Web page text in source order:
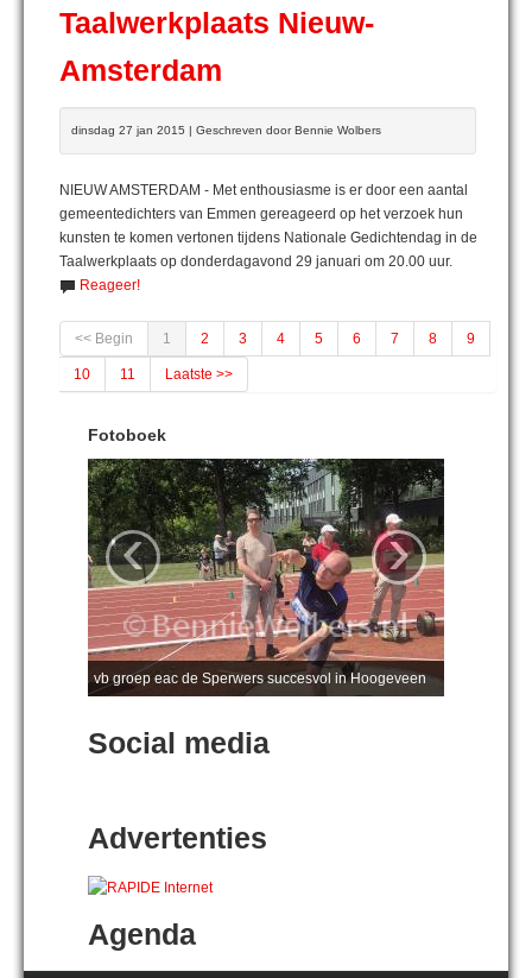
Taalwerkplaats Nieuw-
Amsterdam
dinsdag 27 jan 2015 | Geschreven door Bennie Wolbers
NIEUW AMSTERDAM - Met enthousiasme is er door een aantal
gemeentedichters van Emmen gereageerd op het verzoek hun
kunsten te komen vertonen tijdens Nationale Gedichtendag in de
Taalwerkplaats op donderdagavond 29 januari om 20.00 uur.
Reageer!
<< Begin 1 2 3 4 5 6 7 8 9
10 11 Laatste >>
Fotoboek
vb groep eac de Sperwers succesvol in Hoogeveen
‹ ›
Social media
Advertenties
Agenda